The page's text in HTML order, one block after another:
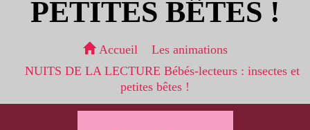
PETITES BÊTES !
Accueil
Les animations
NUITS DE LA LECTURE Bébés-lecteurs : insectes et
petites bêtes !